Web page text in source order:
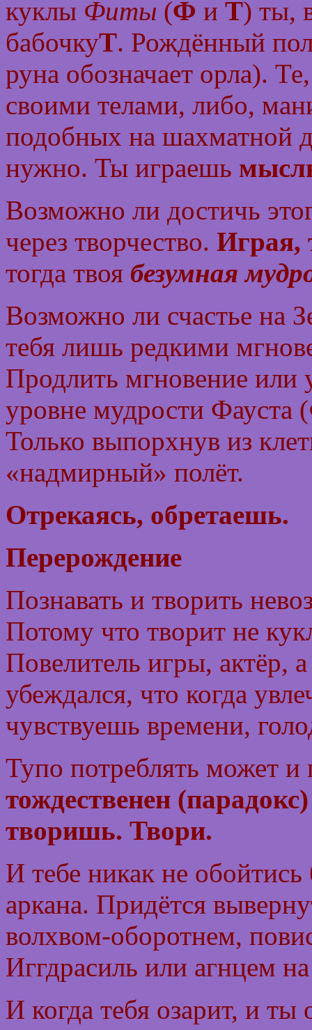
куклы Фиты (Ф и Т) ты,
бабочкуТ. Рождённый
руна обозначает орла).
своими телами, либо,
подобных на шахматной
нужно. Ты играешь
Возможно ли достичь
через творчество. Играя,
тогда твоя безумная
Возможно ли счастье на
тебя лишь редкими
Продлить мгновение или
уровне мудрости Фауста (
Только выпорхнув из
«надмирный» полёт.
Отрекаясь, обретаешь.
Перерождение
Познавать и творить
Потому что творит не
Повелитель игры, актёр,
убеждался, что когда
чувствуешь времени,
Тупо потреблять может и
тождественен
творишь. Твори.
И тебе никак не
аркана. Придётся
волхвом-оборотнем,
Иггдрасиль или агнцем
И когда тебя озарит, и